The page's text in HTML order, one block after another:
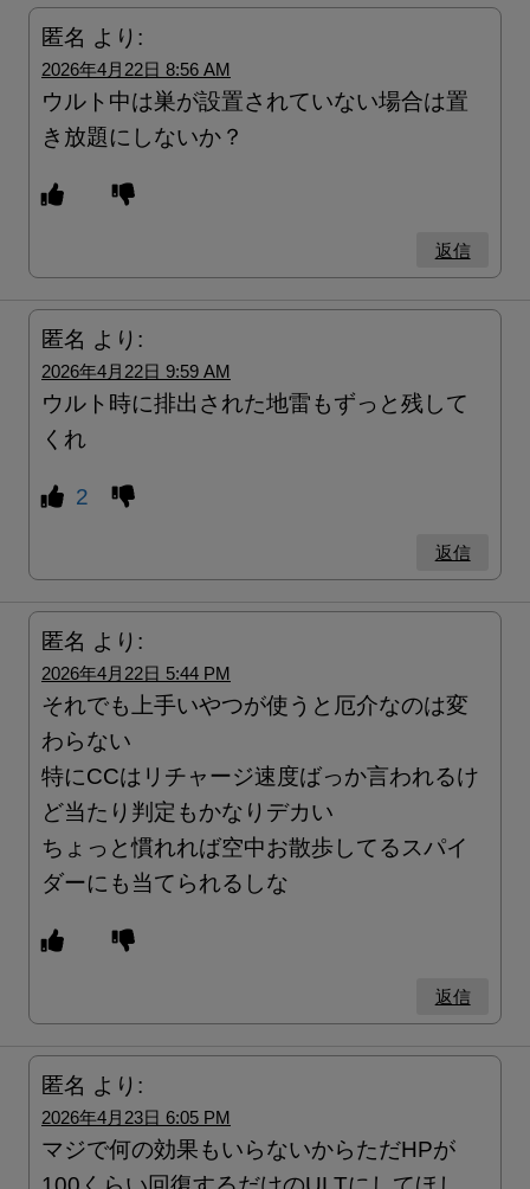
匿名 より:
2026年4月22日 8:56 AM
ウルト中は巣が設置されていない場合は置
き放題にしないか？
返信
匿名 より:
2026年4月22日 9:59 AM
ウルト時に排出された地雷もずっと残して
くれ
2
返信
匿名 より:
2026年4月22日 5:44 PM
それでも上手いやつが使うと厄介なのは変
わらない
特にCCはリチャージ速度ばっか言われるけ
ど当たり判定もかなりデカい
ちょっと慣れれば空中お散歩してるスパイ
ダーにも当てられるしな
返信
匿名 より:
2026年4月23日 6:05 PM
マジで何の効果もいらないからただHPが